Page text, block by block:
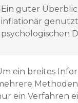
Ein guter
inflationär
psycho­logischen
ein breites
ein Verfahren